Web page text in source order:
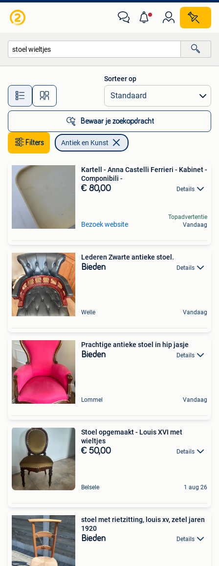
Alle afstanden…
Sorteer op
Bewaar je zoekopdracht
Filters Antiek en Kunst
Kartell - Anna Castelli Ferrieri - Kabinet -
Componibili -
€ 80,00 Details
Bezoek website
Topadvertentie
Vandaag
Lederen Zwarte antieke stoel.
Bieden Details
Welle Vandaag
Prachtige antieke stoel in hip jasje
Bieden Details
Lommel Vandaag
Stoel opgemaakt - Louis XVI met
wieltjes
€ 50,00 Details
Belsele 1 aug 26
stoel met rietzitting, louis xv, zetel jaren
1920
Bieden Details